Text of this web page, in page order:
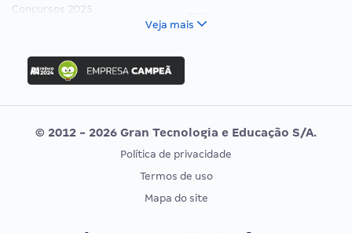
Concursos 2025
Concurso Nacional Unificado
Concurso Ibama
Concurso MPU
Editais publicados
Vunesp
CONCURSOS POR PROFISSÃO
EXAME DE ORDEM
Veja mais
© 2012 - 2026 Gran Tecnologia e Educação S/A.
Política de privacidade
Termos de uso
Mapa do site